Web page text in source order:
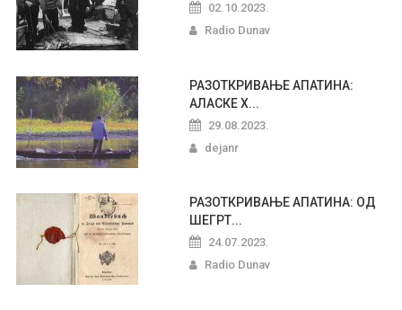
02.10.2023.
Radio Dunav
РАЗОТКРИВАЊЕ АПАТИНА:
АЛАСКЕ Х...
29.08.2023.
dejanr
РАЗОТКРИВАЊЕ АПАТИНА: ОД
ШЕГРТ...
24.07.2023.
Radio Dunav